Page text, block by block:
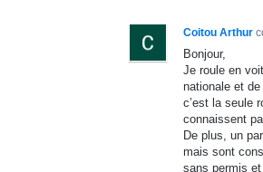
Coitou Arthur
Bonjour,
Je roule en
nationale et
c’est la seule
connaissent
De plus, un
mais sont
sans permis